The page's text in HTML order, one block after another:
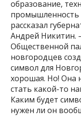
образование,
рассказал
Андрей Никитин.
Общественной
новгородцев
символ для
хорошая. Но! Она
стать какой-то
Каким будет
нужен ли он